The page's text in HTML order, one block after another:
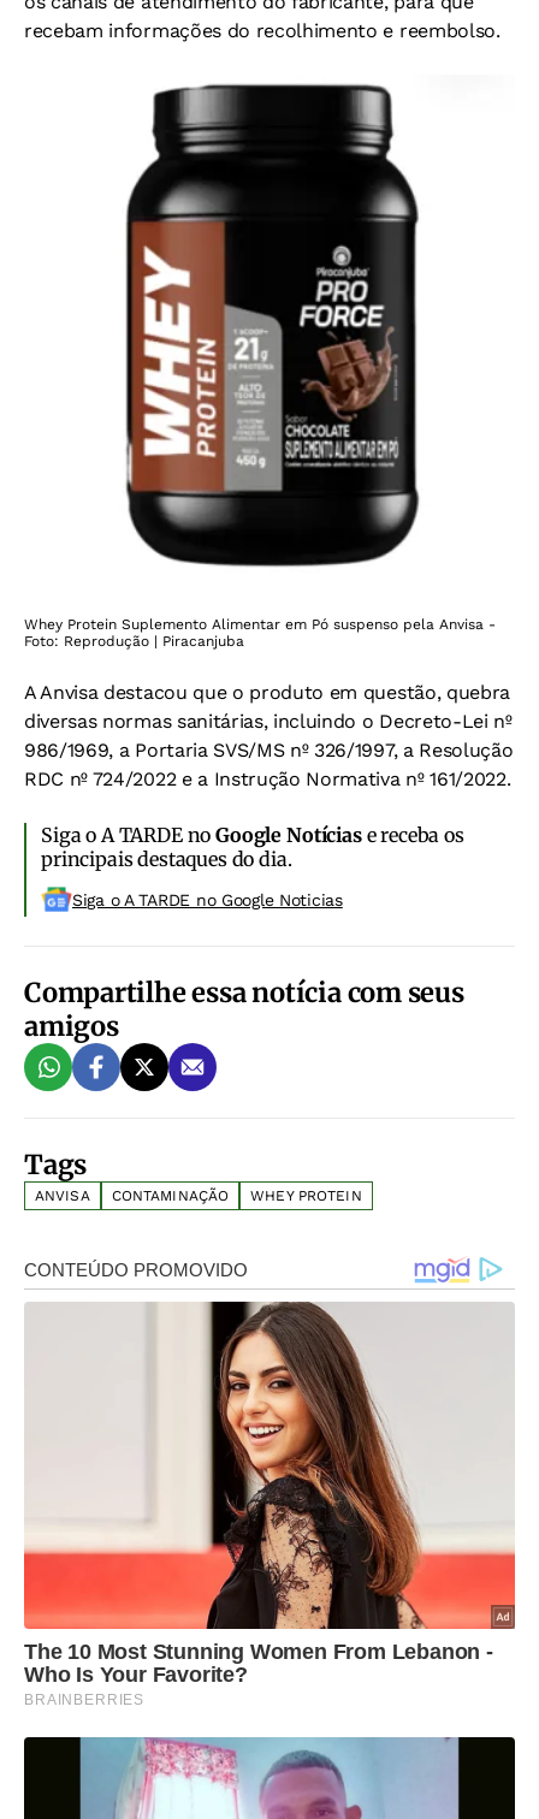
recebam informações do recolhimento e reembolso.
Whey Protein Suplemento Alimentar em Pó suspenso pela Anvisa -
Foto: Reprodução | Piracanjuba
A Anvisa destacou que o produto em questão, quebra
diversas normas sanitárias, incluindo o Decreto-Lei nº
986/1969, a Portaria SVS/MS nº 326/1997, a Resolução
RDC nº 724/2022 e a Instrução Normativa nº 161/2022.
Siga o A TARDE noGoogle Notíciase receba os
principais destaques do dia.
Siga o A TARDE no Google Noticias
Compartilhe essa notícia com seus
amigos
Tags
ANVISA CONTAMINAÇÃO WHEY PROTEIN